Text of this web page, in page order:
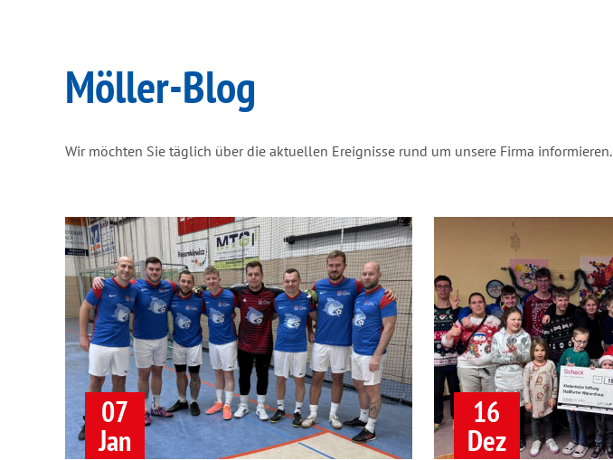
Möller-Blog
Wir möchten Sie täglich über die aktuellen Ereignisse rund um unsere Firma informieren.
07
Jan
16
Dez